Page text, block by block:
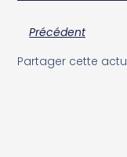
Précédent
Partager cette